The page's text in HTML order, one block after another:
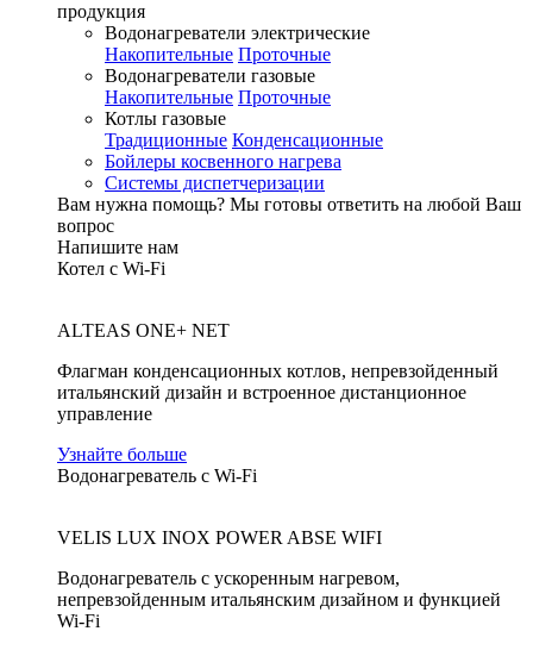
продукция
Водонагреватели электрические
Накопительные Проточные
Водонагреватели газовые
Накопительные Проточные
Котлы газовые
Традиционные Конденсационные
Бойлеры косвенного нагрева
Системы диспетчеризации
Вам нужна помощь? Мы готовы ответить на любой Ваш
вопрос
Напишите нам
Котел с Wi-Fi
ALTEAS ONE+ NET
Флагман конденсационных котлов, непревзойденный
итальянский дизайн и встроенное дистанционное
управление
Узнайте больше
Водонагреватель с Wi-Fi
VELIS LUX INOX POWER ABSE WIFI
Водонагреватель с ускоренным нагревом,
непревзойденным итальянским дизайном и функцией
Wi-Fi